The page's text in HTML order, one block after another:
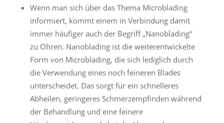
Wenn man sich über das Thema Microblading
informiert, kommt einem in Verbindung damit
immer häufiger auch der Begriff „Nanoblading“
zu Ohren. Nanoblading ist die weiterentwickelte
Form von Microblading, die sich lediglich durch
die Verwendung eines noch feineren Blades
unterscheidet. Das sorgt für ein schnelleres
Abheilen, geringeres Schmerzempfinden während
der Behandlung und eine feinere